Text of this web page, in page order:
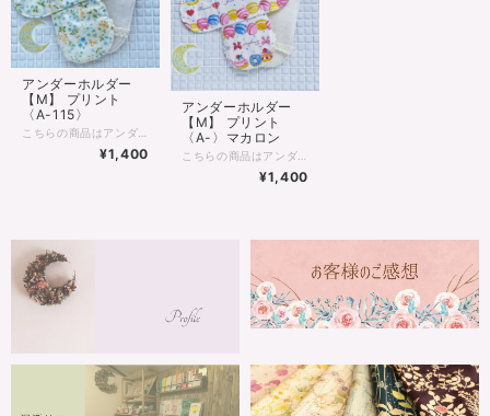
アンダーホルダー
【M】 プリント
〈A-115〉
¥1,400
アンダーホルダー
【M】 プリント
〈A-〉マカロン
¥1,400